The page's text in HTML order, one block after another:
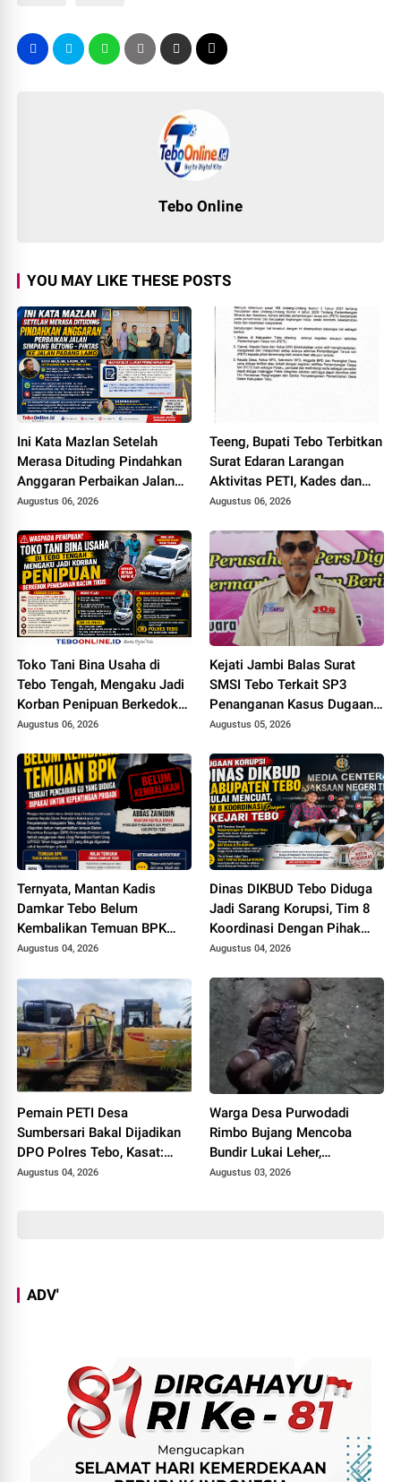
Tebo Online
YOU MAY LIKE THESE POSTS
Ini Kata Mazlan Setelah
Merasa Dituding Pindahkan
Anggaran Perbaikan Jalan
Simpang Betung - Pintas ke
Augustus 06, 2026
Teeng, Bupati Tebo Terbitkan
Surat Edaran Larangan
Aktivitas PETI, Kades dan
Perangkat Desa Yang
Augustus 06, 2026
Toko Tani Bina Usaha di
Tebo Tengah, Mengaku Jadi
Korban Penipuan Berkedok
Pemesanan Racun Tikus
Augustus 06, 2026
Kejati Jambi Balas Surat
SMSI Tebo Terkait SP3
Penanganan Kasus Dugaan
Korupsi di DPUPR Tebo Rp
Augustus 05, 2026
Ternyata, Mantan Kadis
Damkar Tebo Belum
Kembalikan Temuan BPK
Terkait Pencairan GU yang
Kepentingan Pribadi
Augustus 04, 2026
Dinas DIKBUD Tebo Diduga
Jadi Sarang Korupsi, Tim 8
Koordinasi Dengan Pihak
Kejari Tebo
Augustus 04, 2026
Pemain PETI Desa
Sumbersari Bakal Dijadikan
DPO Polres Tebo, Kasat:
Karena Tak Pernah Penuhi
Augustus 04, 2026
Warga Desa Purwodadi
Rimbo Bujang Mencoba
Bundir Lukai Leher,
Sebelumnya Pernah Potong
Augustus 03, 2026
ADV'